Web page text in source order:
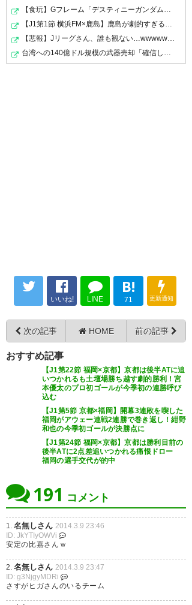
【食玩】Gフレーム「デスティニーガンダム」8月下旬受注…
【J1第1節 横浜FM×鹿島】鹿島が劇的すぎる逆転勝利で国立…
【悲報】Jリーグさん、誰も観ない…wwwwwww
台湾への140億ドル規模の武器売却「確信している」 …米共…
いいね! LINE
B!
71 更新通知
次の記事 HOME 前の記事
おすすめ記事
【J1第22節 福岡×京都】京都は後半ATに追
いつかれるも土壇場勝ち越す劇的勝利！宮
本優太のプロ初ゴールが今季初の連勝呼び
込む
【J1第5節 京都×福岡】開幕3連敗を喫した
福岡がアウェー連戦2連勝で巻き返し！紺野
和也の今季初ゴールが決勝点に
【J1第24節 福岡×京都】京都は勝利目前の
後半ATに2点差追いつかれる痛恨ドロー
福岡の選手交代が的中
191 コメント
1. 名無しさん 2014.3.9 23:46
ID: JkYTIyOWVi
安定の比嘉さんｗ
2. 名無しさん 2014.3.9 23:47
ID: g3NjgyMDRi
さすがヒガさんのいるチーム